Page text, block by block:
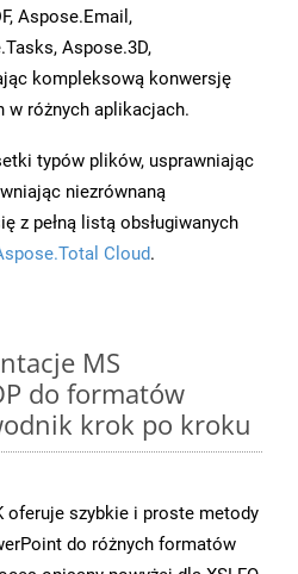
Aspose.Email,
Aspose.3D,
kompleksową konwersję
różnych aplikacjach.
typów plików, usprawniając
niezrównaną
z pełną listą obsługiwanych
Cloud.
MS
do formatów
krok po kroku
oferuje szybkie i proste metody
do różnych formatów